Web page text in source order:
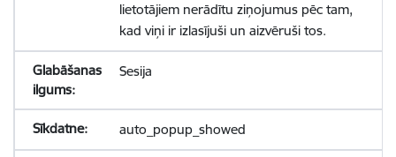
lietotājiem nerādītu ziņojumus pēc tam,
kad viņi ir izlasījuši un aizvēruši tos.
Sesija
auto_popup_showed